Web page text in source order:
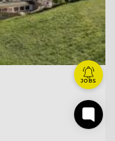
JOBS